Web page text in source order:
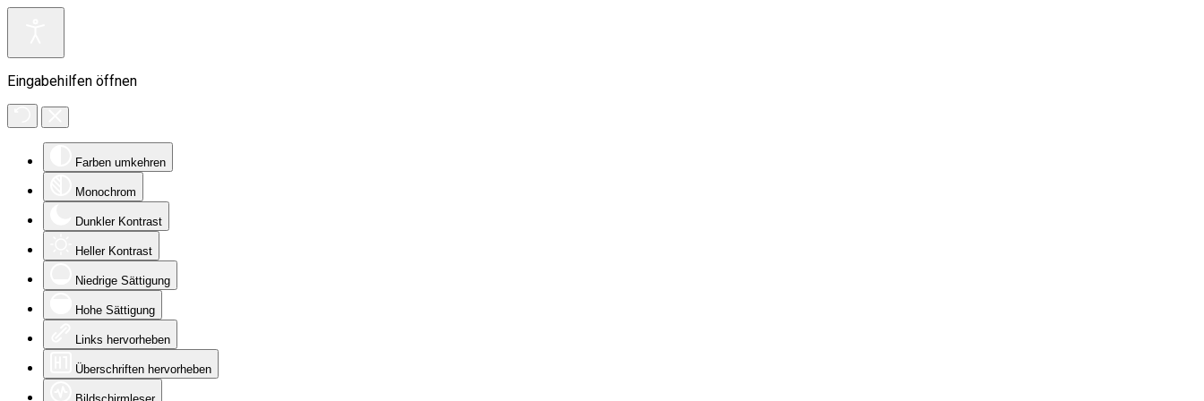
Eingabehilfen öffnen
Farben umkehren
Monochrom
Dunkler Kontrast
Heller Kontrast
Niedrige Sättigung
Hohe Sättigung
Links hervorheben
Überschriften hervorheben